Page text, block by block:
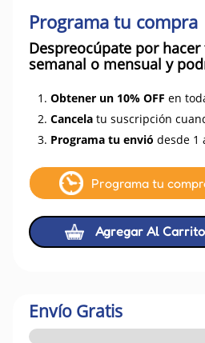
Programa tu compra
Despreocúpate por
semanal o mensual y
1. Obtener un 10% OFF en
2. Cancela tu suscripción
3. Programa tu envió desde 1
Programa tu
Agregar Al Carrito
Envío Gratis